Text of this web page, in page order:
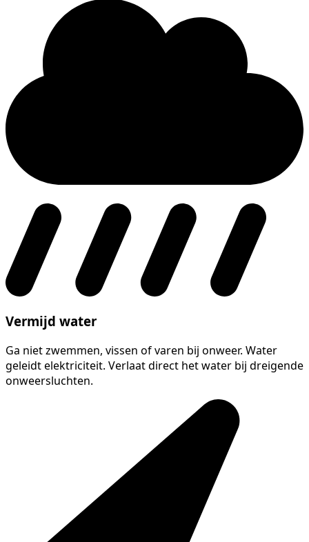
Vermijd water
Ga niet zwemmen, vissen of varen bij onweer. Water
geleidt elektriciteit. Verlaat direct het water bij dreigende
onweersluchten.